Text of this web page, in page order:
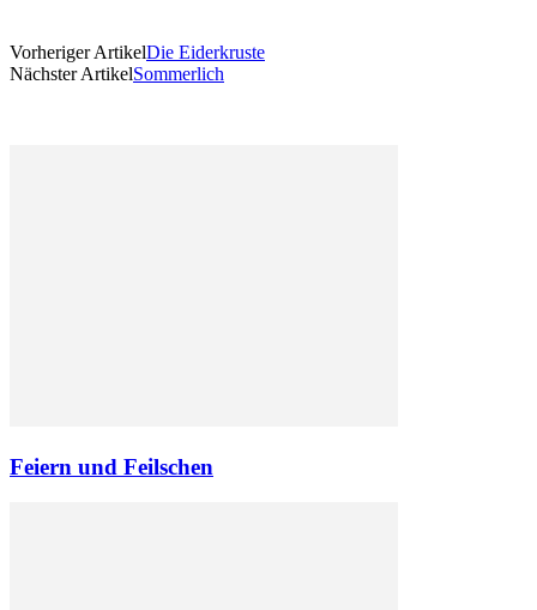
Vorheriger ArtikelDie Eiderkruste
Nächster ArtikelSommerlich
Feiern und Feilschen